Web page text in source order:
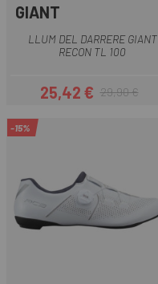
GIANT
LLUM DEL DARRERE GIANT
RECON TL 100
Preu
25,42 €Preu regular
29,90 €
-15%